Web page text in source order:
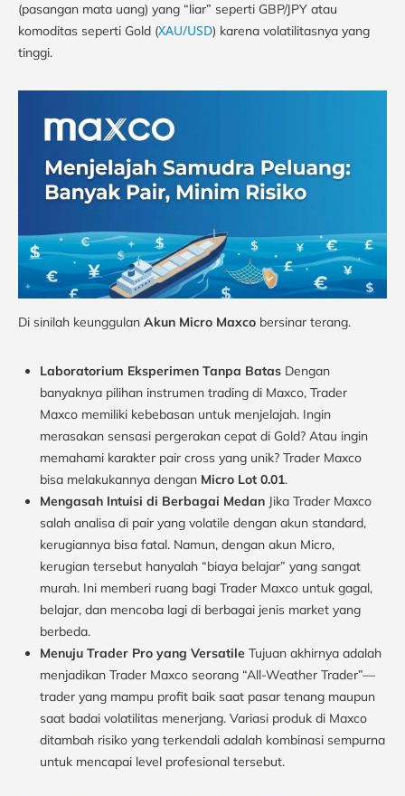
(pasangan mata uang) yang “liar” seperti GBP/JPY atau
komoditas seperti Gold (XAU/USD) karena volatilitasnya yang
tinggi.
Di sinilah keunggulan Akun Micro Maxco bersinar terang.
Laboratorium Eksperimen Tanpa Batas Dengan
banyaknya pilihan instrumen trading di Maxco, Trader
Maxco memiliki kebebasan untuk menjelajah. Ingin
merasakan sensasi pergerakan cepat di Gold? Atau ingin
memahami karakter pair cross yang unik? Trader Maxco
bisa melakukannya dengan Micro Lot 0.01.
Mengasah Intuisi di Berbagai Medan Jika Trader Maxco
salah analisa di pair yang volatile dengan akun standard,
kerugiannya bisa fatal. Namun, dengan akun Micro,
kerugian tersebut hanyalah “biaya belajar” yang sangat
murah. Ini memberi ruang bagi Trader Maxco untuk gagal,
belajar, dan mencoba lagi di berbagai jenis market yang
berbeda.
Menuju Trader Pro yang Versatile Tujuan akhirnya adalah
menjadikan Trader Maxco seorang “All-Weather Trader”—
trader yang mampu profit baik saat pasar tenang maupun
saat badai volatilitas menerjang. Variasi produk di Maxco
ditambah risiko yang terkendali adalah kombinasi sempurna
untuk mencapai level profesional tersebut.